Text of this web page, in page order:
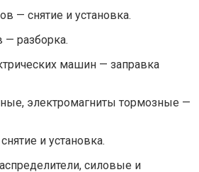
— снятие и установка.
— разборка.
машин — заправка
электромагниты тормозные —
и установка.
силовые и